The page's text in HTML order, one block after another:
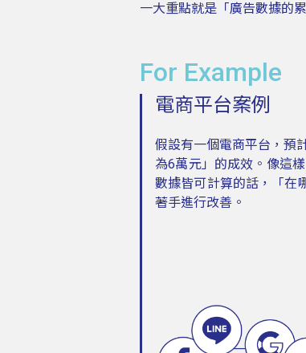
一大重點就是「廣告數據的
For Example
電商平台案例
假設有一個電商平台，預
為6萬元」的成效。像這
數據皆可計算的話，「在
著手進行改善。